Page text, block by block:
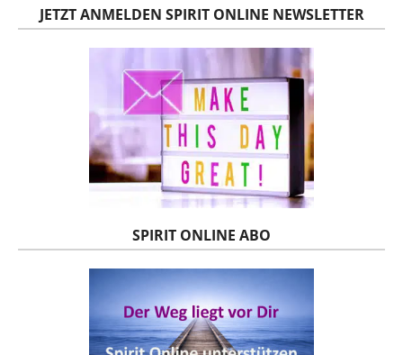
JETZT ANMELDEN SPIRIT ONLINE NEWSLETTER
SPIRIT ONLINE ABO